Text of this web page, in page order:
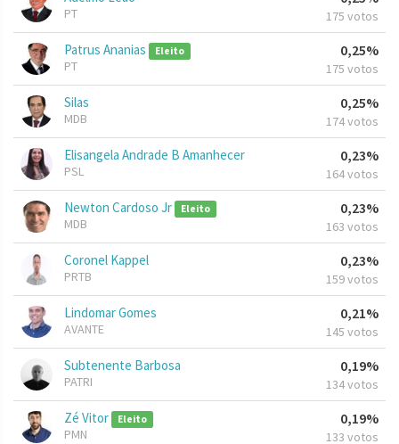
PT 175 votos
Patrus Ananias Eleito
PT
0,25%
175 votos
Silas
MDB
0,25%
174 votos
Elisangela Andrade B Amanhecer
PSL
0,23%
164 votos
Newton Cardoso Jr Eleito
MDB
0,23%
163 votos
Coronel Kappel
PRTB
0,23%
159 votos
Lindomar Gomes
AVANTE
0,21%
145 votos
Subtenente Barbosa
PATRI
0,19%
134 votos
Zé Vitor Eleito
PMN
0,19%
133 votos